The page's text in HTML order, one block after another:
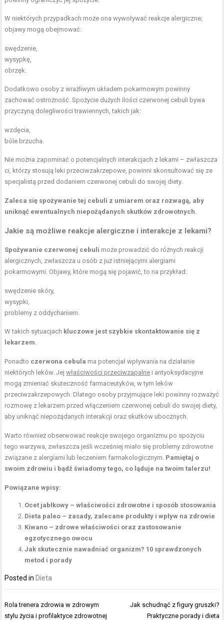
W niektórych przypadkach może ona wywoływać reakcje alergiczne;
objawy mogą obejmować:
swędzenie,
wysypkę,
obrzęk.
Dodatkowo osoby z wrażliwym układem pokarmowym powinny
zachować ostrożność. Spożycie dużych ilości czerwonej cebuli bywa
przyczyną dolegliwości trawiennych, takich jak:
wzdęcia,
bóle brzucha.
Nie można zapominać o potencjalnych interakcjach z lekami – zwłaszcza
ci, którzy stosują leki przeciwzakrzepowe, powinni skonsultować się ze
specjalistą przed dodaniem czerwonej cebuli do swojej diety.
Zaleca się spożywanie tej cebuli z umiarem oraz rozwagą, aby
uniknąć ewentualnych niepożądanych skutków zdrowotnych.
Jakie są możliwe reakcje alergiczne i interakcje z lekami?
Spożywanie czerwonej cebuli może prowadzić do różnych reakcji
alergicznych, zwłaszcza u osób z już istniejącymi alergiami
pokarmowymi. Objawy, które mogą się pojawić, to na przykład:
swędzenie skóry,
wysypki,
problemy z oddychaniem.
W takich sytuacjach kluczowe jest szybkie skontaktowanie się z
lekarzem.
Ponadto czerwona cebula ma potencjał wpływania na działanie
niektórych leków. Jejwłaściwości przeciwzapalne i antyoksydacyjne
mogą zmieniać skuteczność farmaceutyków, w tym leków
przeciwzakrzepowych. Dlatego osoby przyjmujące leki powinny rozważyć
rozmowę z lekarzem przed włączeniem czerwonej cebuli do swojej diety,
aby uniknąć niepożądanych interakcji oraz skutków ubocznych.
Warto również obserwować reakcje swojego organizmu po spożyciu
tego warzywa, zwłaszcza jeśli wcześniej miało się problemy zdrowotne
związane z alergiami lub leczeniem farmakologicznym. Pamiętaj o
swoim zdrowiu i bądź świadomy tego, co ląduje na twoim talerzu!
Powiązane wpisy:
Ocet jabłkowy – właściwości zdrowotne i sposób stosowania
Dieta paleo – zasady, zalecane produkty i wpływ na zdrowie
Kiwano – zdrowe właściwości oraz zastosowanie
egzotycznego owocu
Jak skutecznie nawadniać organizm? 10 sprawdzonych
metod i porady
Posted in Dieta
Nawigacja
wpisu
Rola trenera zdrowia w zdrowym
stylu życia i profilaktyce zdrowotnej
Jak schudnąć z figury gruszki?
Praktyczne porady i dieta